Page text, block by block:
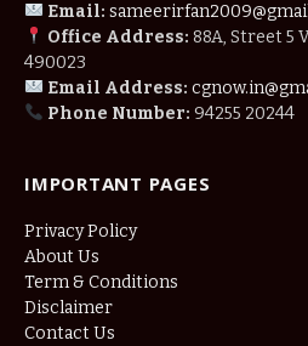
Email:
Office Address: 88A, Street 5
490023
Email Address:
Phone Number: 94255 20244
IMPORTANT PAGES
Privacy Policy
About Us
Term & Conditions
Disclaimer
Contact Us